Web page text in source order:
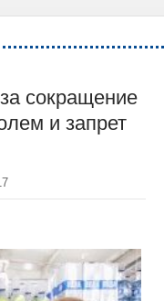
сокращение
и запрет